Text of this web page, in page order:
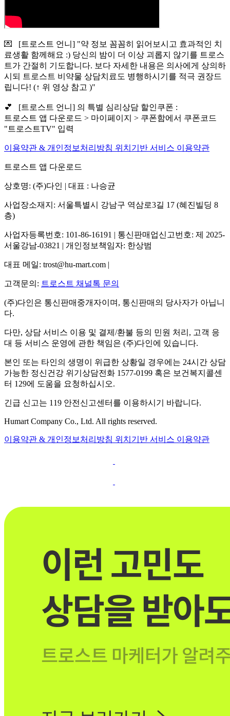
💌 [트로스트 언니] "약 정보 꼼꼼히 읽어보시고 효과적인 치
료생활 함께해요 :) 당신의 밤이 더 이상 괴롭지 않기를 트로스
트가 간절히 기도합니다. 보다 자세한 내용은 의사에게 상의하
시되 트로스트 비약물 상담치료도 병행하시기를 적극 권장드
립니다! (↑ 위 영상 참고 )"
💕 [트로스트 언니] 의 특별 심리상담 할인쿠폰 :
트로스트 앱 다운로드 > 마이페이지 > 쿠폰함에서 쿠폰코드
"트로스트TV" 입력
이용약관 & 개인정보처리방침 위치기반 서비스 이용약관
트로스트 앱 다운로드
상호명: (주)다인 | 대표 : 나승균
사업장소재지: 서울특별시 강남구 역삼로3길 17 (혜진빌딩 8
층)
사업자등록번호: 101-86-16191 | 통신판매업신고번호: 제 2025-
서울강남-03821 | 개인정보책임자: 한상범
대표 메일: trost@hu-mart.com |
고객문의: 트로스트 채널톡 문의
(주)다인은 통신판매중개자이며, 통신판매의 당사자가 아닙니
다.
다만, 상담 서비스 이용 및 결제/환불 등의 민원 처리, 고객 응
대 등 서비스 운영에 관한 책임은 (주)다인에 있습니다.
본인 또는 타인의 생명이 위급한 상황일 경우에는 24시간 상담
가능한 정신건강 위기상담전화 1577-0199 혹은 보건복지콜센
터 129에 도움을 요청하십시오.
긴급 신고는 119 안전신고센터를 이용하시기 바랍니다.
Humart Company Co., Ltd. All rights reserved.
이용약관 & 개인정보처리방침 위치기반 서비스 이용약관